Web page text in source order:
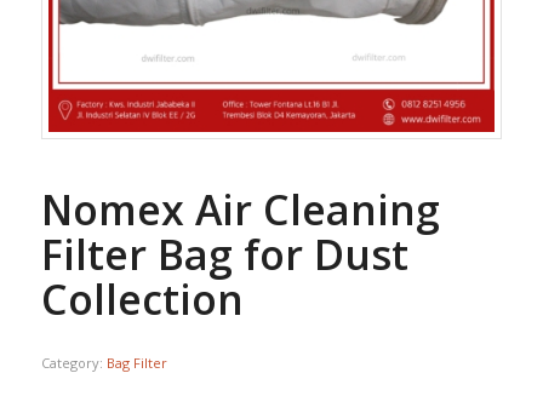
Nomex Air Cleaning
Filter Bag for Dust
Collection
Category: Bag Filter